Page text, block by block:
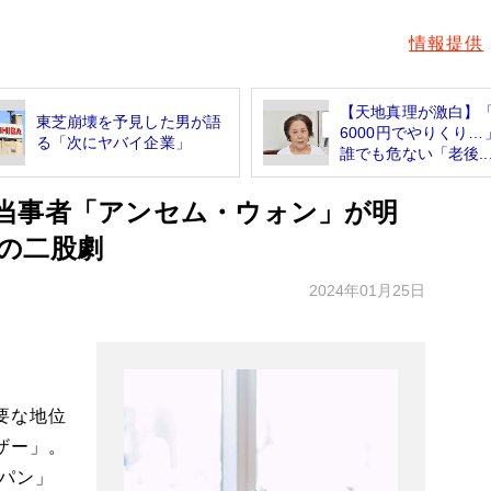
情報提供
東芝崩壊を予見した男が語
る「次にヤバイ企業」
【天地真理が激白】
6000円でやりくり…
誰でも危ない「老後
事者「アンセム・ウォン」が明
二股劇
2024年01月25日
な地位
」。
ン」